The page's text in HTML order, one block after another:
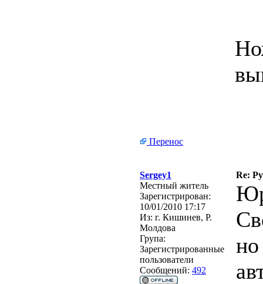
Перенос
Sergey1
Re:
Местный житель
Зарегистрирован:
10/01/2010 17:17
Из: г. Кишинев, Р.
Молдова
Група:
Зарегистрированные
пользователи
Сообщений: 492